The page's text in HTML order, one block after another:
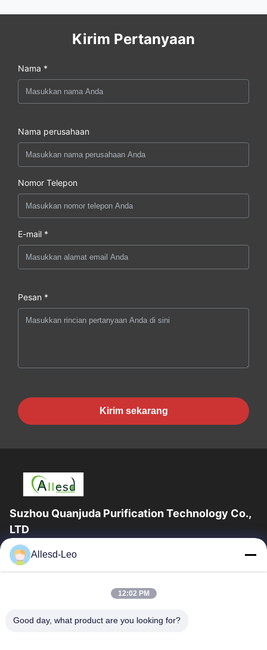
Kirim Pertanyaan
Nama *
Nama perusahaan
Nomor Telepon
E-mail *
Pesan *
Kirim sekarang
Suzhou Quanjuda Purification Technology Co.,
LTD
Pengalaman 16 tahun, Sebagai produsen dan pengekspor
produk ESD & Cleanroom terkemuka, kami menawarkan jajaran
Rumah
Produk
Allesd-Leo
12:02 PM
Good day, what product are you looking for?